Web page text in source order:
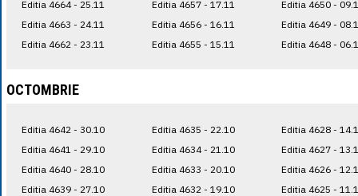
Editia 4664 - 25.11
Editia 4663 - 24.11
Editia 4662 - 23.11
Editia 4657 - 17.11
Editia 4656 - 16.11
Editia 4655 - 15.11
Editia 4650 -
Editia 4649 -
Editia 4648 -
OCTOMBRIE
Editia 4642 - 30.10
Editia 4641 - 29.10
Editia 4640 - 28.10
Editia 4639 - 27.10
Editia 4635 - 22.10
Editia 4634 - 21.10
Editia 4633 - 20.10
Editia 4632 - 19.10
Editia 4628 -
Editia 4627 -
Editia 4626 -
Editia 4625 -